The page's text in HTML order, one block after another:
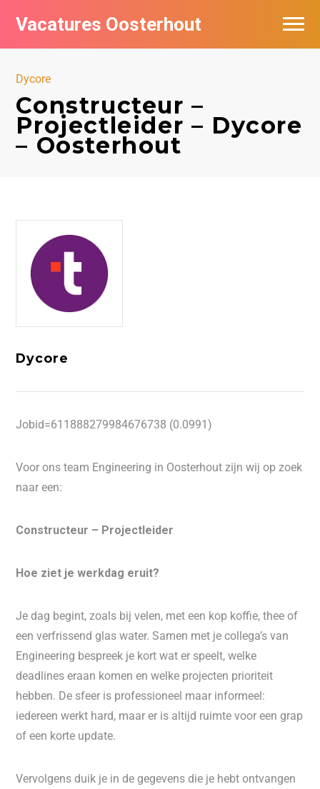
Vacatures Oosterhout
Dycore
Constructeur –
Projectleider – Dycore
– Oosterhout
Dycore
Jobid=611888279984676738 (0.0991)
Voor ons team Engineering in Oosterhout zijn wij op zoek
naar een:
Constructeur – Projectleider
Hoe ziet je werkdag eruit?
Je dag begint, zoals bij velen, met een kop koffie, thee of
een verfrissend glas water. Samen met je collega’s van
Engineering bespreek je kort wat er speelt, welke
deadlines eraan komen en welke projecten prioriteit
hebben. De sfeer is professioneel maar informeel:
iedereen werkt hard, maar er is altijd ruimte voor een grap
of een korte update.
Vervolgens duik je in de gegevens die je hebt ontvangen
Vacatures per bedrijf